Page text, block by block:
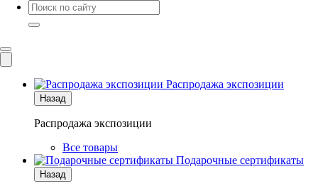
Распродажа экспозиции
Назад
Распродажа экспозиции
Все товары
Подарочные сертификаты
Назад